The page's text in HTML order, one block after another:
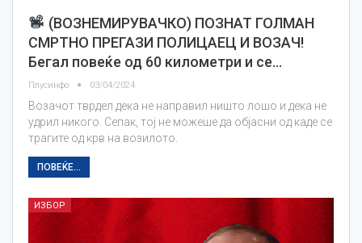
(ВОЗНЕМИРУВАЧКО) ПОЗНАТ ГОЛМАН
СМРТНО ПРЕГАЗИ ПОЛИЦАЕЦ И ВОЗАЧ!
Бегал повеќе од 60 километри и се…
Плусинфо 03/04/2024
Возачот тврдел дека не направил ништо лошо и дека не
удрил никого. Сепак, тој не можеше да објасни од каде се
трагите од крв на возилото.
ПОВЕЌЕ...
ИЗБОР